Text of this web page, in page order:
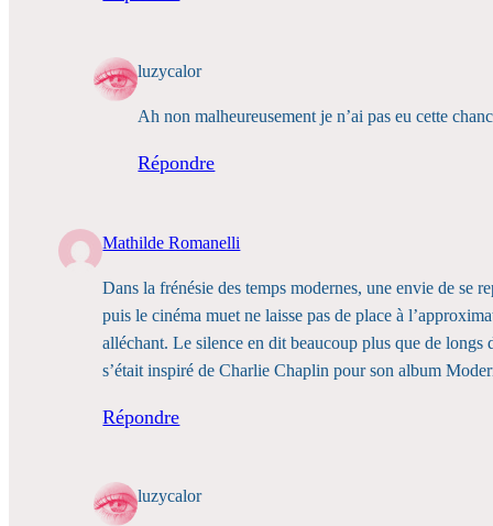
luzycalor
Ah non malheureusement je n’ai pas eu cette
Répondre
Mathilde Romanelli
Dans la frénésie des temps modernes, une envie de se
puis le cinéma muet ne laisse pas de place à
alléchant. Le silence en dit beaucoup plus que de longs
s’était inspiré de Charlie Chaplin pour son album
Répondre
luzycalor